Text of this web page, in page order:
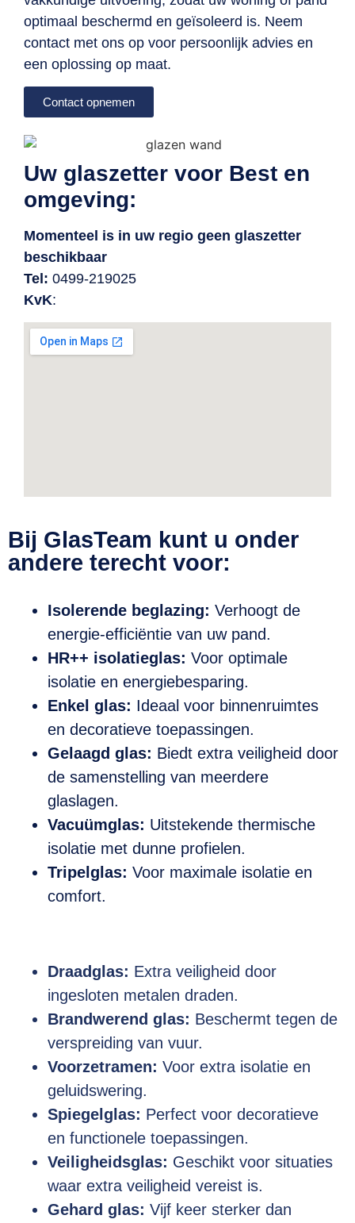
optimaal beschermd en geïsoleerd is. Neem
contact met ons op voor persoonlijk advies en
een oplossing op maat.
Contact opnemen
Uw glaszetter voor Best en
omgeving:
Momenteel is in uw regio geen glaszetter
beschikbaar
Tel: 0499-219025
KvK:
Bij GlasTeam kunt u onder
andere terecht voor:
Isolerende beglazing: Verhoogt de
energie-efficiëntie van uw pand.
HR++ isolatieglas: Voor optimale
isolatie en energiebesparing.
Enkel glas: Ideaal voor binnenruimtes
en decoratieve toepassingen.
Gelaagd glas: Biedt extra veiligheid door
de samenstelling van meerdere
glaslagen.
Vacuümglas: Uitstekende thermische
isolatie met dunne profielen.
Tripelglas: Voor maximale isolatie en
comfort.
Draadglas: Extra veiligheid door
ingesloten metalen draden.
Brandwerend glas: Beschermt tegen de
verspreiding van vuur.
Voorzetramen: Voor extra isolatie en
geluidswering.
Spiegelglas: Perfect voor decoratieve
en functionele toepassingen.
Veiligheidsglas: Geschikt voor situaties
waar extra veiligheid vereist is.
Gehard glas: Vijf keer sterker dan